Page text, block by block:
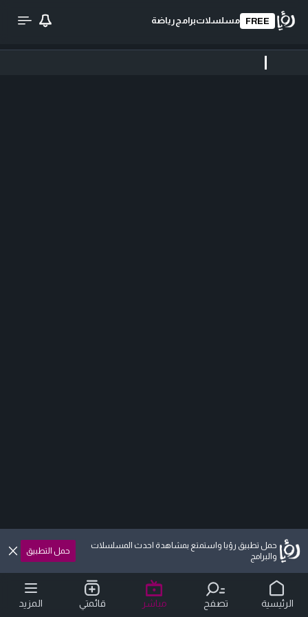
FREE مسلسلاتبرامج رياضة
حمل تطبيق رؤيا واستمتع بمشاهدة احدث المسلسلات
والبرامج
حمل التطبيق
الرئيسية تصفح مباشر قائمتي المزيد